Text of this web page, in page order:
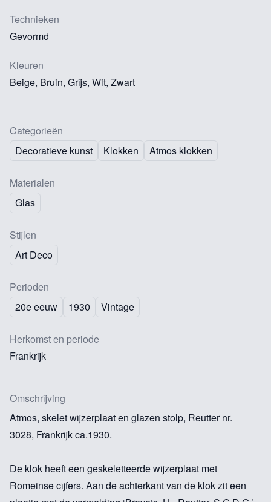
Technieken
Gevormd
Kleuren
Beige, Bruin, Grijs, Wit, Zwart
Categorieën
Decoratieve kunst
Klokken Atmos klokken
Materialen
Glas
Stijlen
Art Deco
Perioden
20e eeuw
1930 Vintage
Herkomst en periode
Frankrijk
Omschrijving
Atmos, skelet wijzerplaat en glazen stolp, Reutter nr.
3028, Frankrijk ca.1930.
De klok heeft een geskeletteerde wijzerplaat met
Romeinse cijfers. Aan de achterkant van de klok zit een